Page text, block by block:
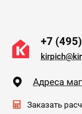
+7
Адреса
Заказать